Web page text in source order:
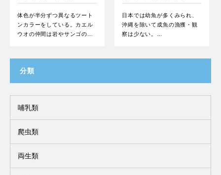
体色が半分ずつ異なるツート
ンカラーをしている。カエル
ウオの仲間は岩やサンゴの…
日本では幼魚が多くみられ、
沖縄を除いて成魚の漁獲・観
察は少ない。…
分類
哺乳類
爬虫類
両生類